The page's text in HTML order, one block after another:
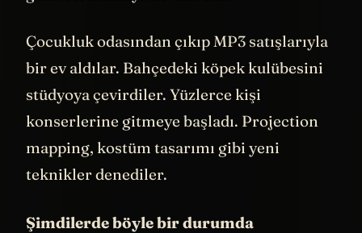
Sonra logo tasarım yarışması
düzenlemişler. Sam hemen kodlamaya
başlamış. Jack de sevdiği içerik
üreticilerine mail atmış. Hepsi reddetmiş
ama olsun. "Tamam" demiş Jack, "Ben
başlarım."
Ve başlamış. Yani Patreon’u kurmakla